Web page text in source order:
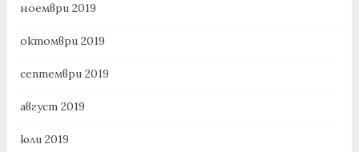
ноември 2019
октомври 2019
септември 2019
август 2019
юли 2019